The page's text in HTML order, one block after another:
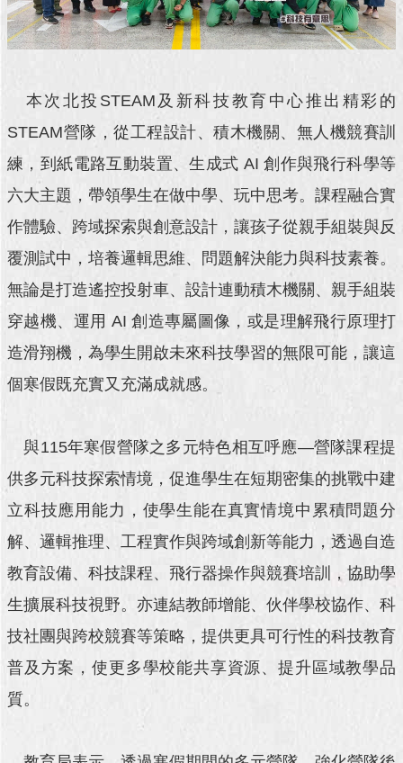
首
頁
導
覽
English
常
見
答
即
時
聞
澄
清
雙
語
詞
台
北
通
陳
情
統
公
本次北投STEAM及新科技教育中心推出精彩的
STEAM營隊，從工程設計、積木機關、無人機競賽訓
練，到紙電路互動裝置、生成式 AI 創作與飛行科學等
六大主題，帶領學生在做中學、玩中思考。課程融合實
作體驗、跨域探索與創意設計，讓孩子從親手組裝與反
覆測試中，培養邏輯思維、問題解決能力與科技素養。
無論是打造遙控投射車、設計連動積木機關、親手組裝
穿越機、運用 AI 創造專屬圖像，或是理解飛行原理打
造滑翔機，為學生開啟未來科技學習的無限可能，讓這
個寒假既充實又充滿成就感。
與115年寒假營隊之多元特色相互呼應—營隊課程提
供多元科技探索情境，促進學生在短期密集的挑戰中建
立科技應用能力，使學生能在真實情境中累積問題分
解、邏輯推理、工程實作與跨域創新等能力，透過自造
教育設備、科技課程、飛行器操作與競賽培訓，協助學
生擴展科技視野。亦連結教師增能、伙伴學校協作、科
技社團與跨校競賽等策略，提供更具可行性的科技教育
普及方案，使更多學校能共享資源、提升區域教學品
質。